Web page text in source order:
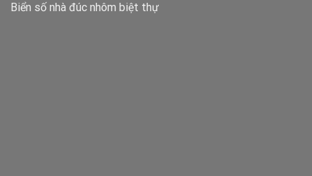
Biển số nhà đúc nhôm biệt thự